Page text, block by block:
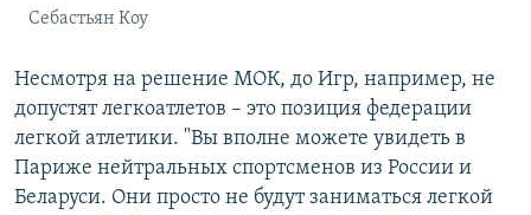
Себастьян Коу
Несмотря на решение МОК, до Игр, например, не
допустят легкоатлетов – это позиция федерации
легкой атлетики. "Вы вполне можете увидеть в
Париже нейтральных спортсменов из России и
Беларуси. Они просто не будут заниматься легкой